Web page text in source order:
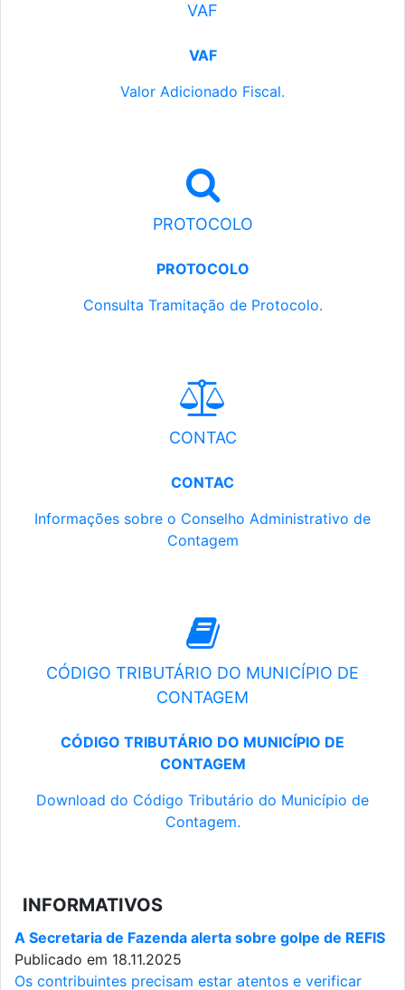
VAF
VAF
Valor Adicionado Fiscal.
PROTOCOLO
PROTOCOLO
Consulta Tramitação de Protocolo.
CONTAC
CONTAC
Informações sobre o Conselho Administrativo de
Contagem
CÓDIGO TRIBUTÁRIO DO MUNICÍPIO DE
CONTAGEM
CÓDIGO TRIBUTÁRIO DO MUNICÍPIO DE
CONTAGEM
Download do Código Tributário do Município de
Contagem.
INFORMATIVOS
A Secretaria de Fazenda alerta sobre golpe de REFIS
Publicado em 18.11.2025
Os contribuintes precisam estar atentos e verificar